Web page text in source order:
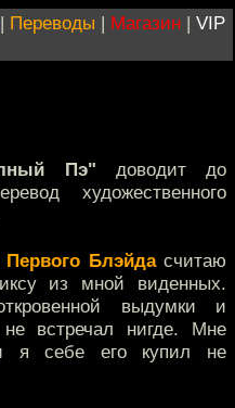
| Переводы | Магазин | VIP
Пэ" доводит до
художественного
Первого Блэйдасчитаю
из мной виденных.
выдумки и
встречал нигде. Мне
я себе его купил не